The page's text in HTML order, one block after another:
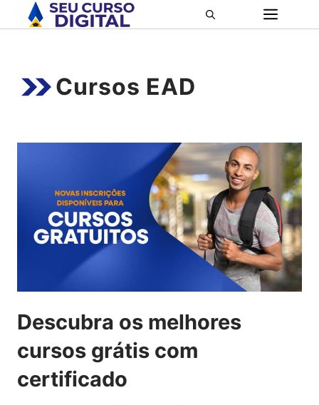
para
Cursos EAD
Descubra os melhores
cursos grátis com
certificado